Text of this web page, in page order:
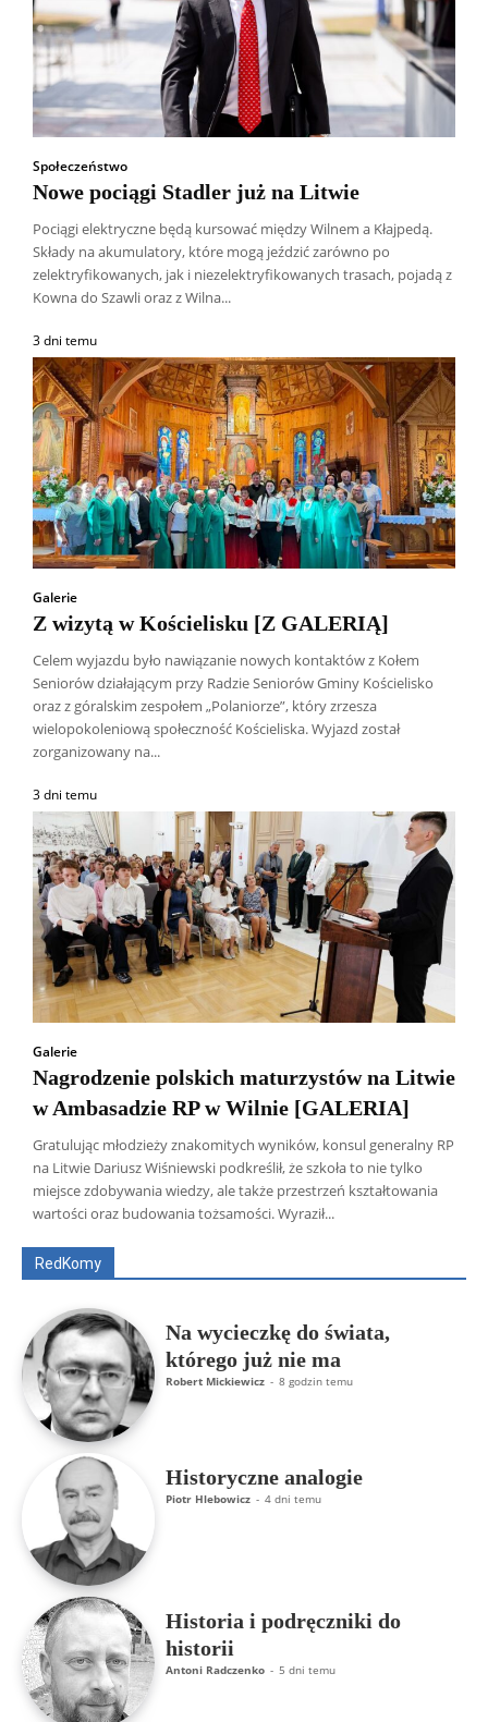
Społeczeństwo
Nowe pociągi Stadler już na Litwie
Pociągi elektryczne będą kursować między Wilnem a Kłajpedą.
Składy na akumulatory, które mogą jeździć zarówno po
zelektryfikowanych, jak i niezelektryfikowanych trasach, pojadą z
Kowna do Szawli oraz z Wilna...
3 dni temu
Galerie
Z wizytą w Kościelisku [Z GALERIĄ]
Celem wyjazdu było nawiązanie nowych kontaktów z Kołem
Seniorów działającym przy Radzie Seniorów Gminy Kościelisko
oraz z góralskim zespołem „Polaniorze”, który zrzesza
wielopokoleniową społeczność Kościeliska. Wyjazd został
zorganizowany na...
3 dni temu
Galerie
Nagrodzenie polskich maturzystów na Litwie
w Ambasadzie RP w Wilnie [GALERIA]
Gratulując młodzieży znakomitych wyników, konsul generalny RP
na Litwie Dariusz Wiśniewski podkreślił, że szkoła to nie tylko
miejsce zdobywania wiedzy, ale także przestrzeń kształtowania
wartości oraz budowania tożsamości. Wyraził...
RedKomy
Wszyscy Aleksander Borowik
Antoni Radczenko
Artur Płokszto
Grzegorz Górny
ks. Jarosław Wąsowicz SDB
Na wycieczkę do świata,
którego już nie ma
Robert Mickiewicz - 8 godzin temu
Historyczne analogie
Piotr Hlebowicz - 4 dni temu
Historia i podręczniki do
historii
Antoni Radczenko - 5 dni temu